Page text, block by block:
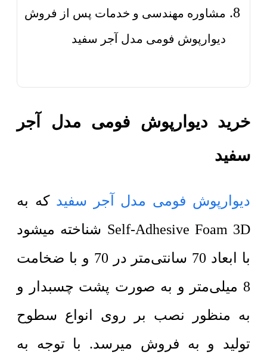
مشاوره مهندسی و خدمات پس از فروش
دیوارپوش فومی مدل آجر سفید
خرید دیوارپوش فومی مدل آجر
سفید
دیوارپوش فومی مدل آجر سفید که به
Self-Adhesive Foam 3D شناخته میشود
با ابعاد 70 سانتی‌متر در 70 و با ضخامت
8 میلی‌متر و به صورت پشت چسبدار و
به منظور نصب بر روی انواع سطوح
تولید و به فروش میرسد. با توجه به